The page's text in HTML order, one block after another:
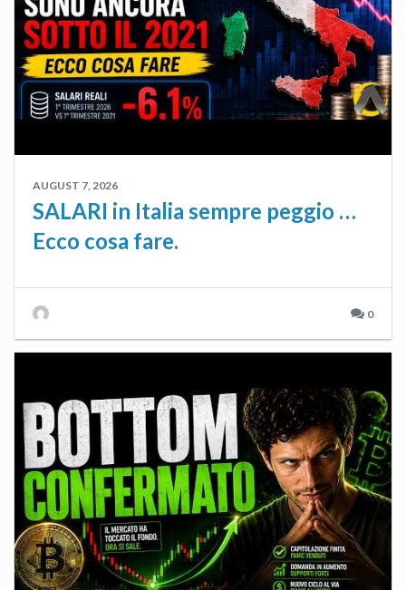
AUGUST 7, 2026
SALARI in Italia sempre peggio …
Ecco cosa fare.
0